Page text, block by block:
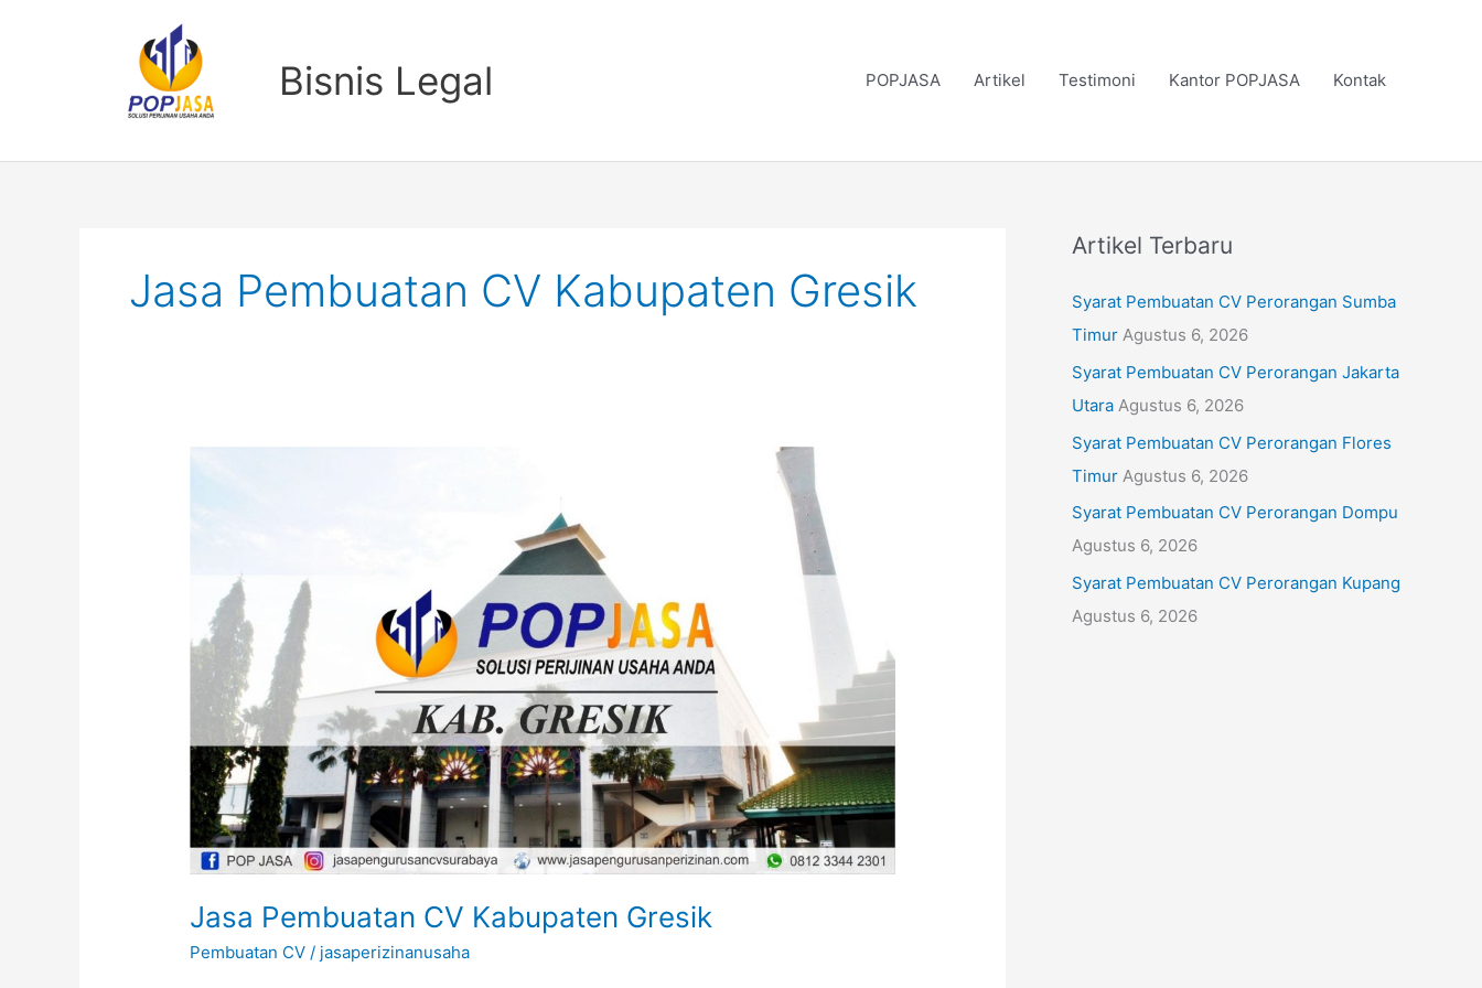
Bisnis Legal POPJASA Artikel Testimoni Kantor POPJASA Kontak
Jasa Pembuatan CV Kabupaten Gresik
Jasa Pembuatan CV Kabupaten Gresik
Pembuatan CV / jasaperizinanusaha
Artikel Terbaru
Syarat Pembuatan CV Perorangan Sumba
Timur Agustus 6, 2026
Syarat Pembuatan CV Perorangan Jakarta
Utara Agustus 6, 2026
Syarat Pembuatan CV Perorangan Flores
Timur Agustus 6, 2026
Syarat Pembuatan CV Perorangan Dompu
Agustus 6, 2026
Syarat Pembuatan CV Perorangan Kupang
Agustus 6, 2026